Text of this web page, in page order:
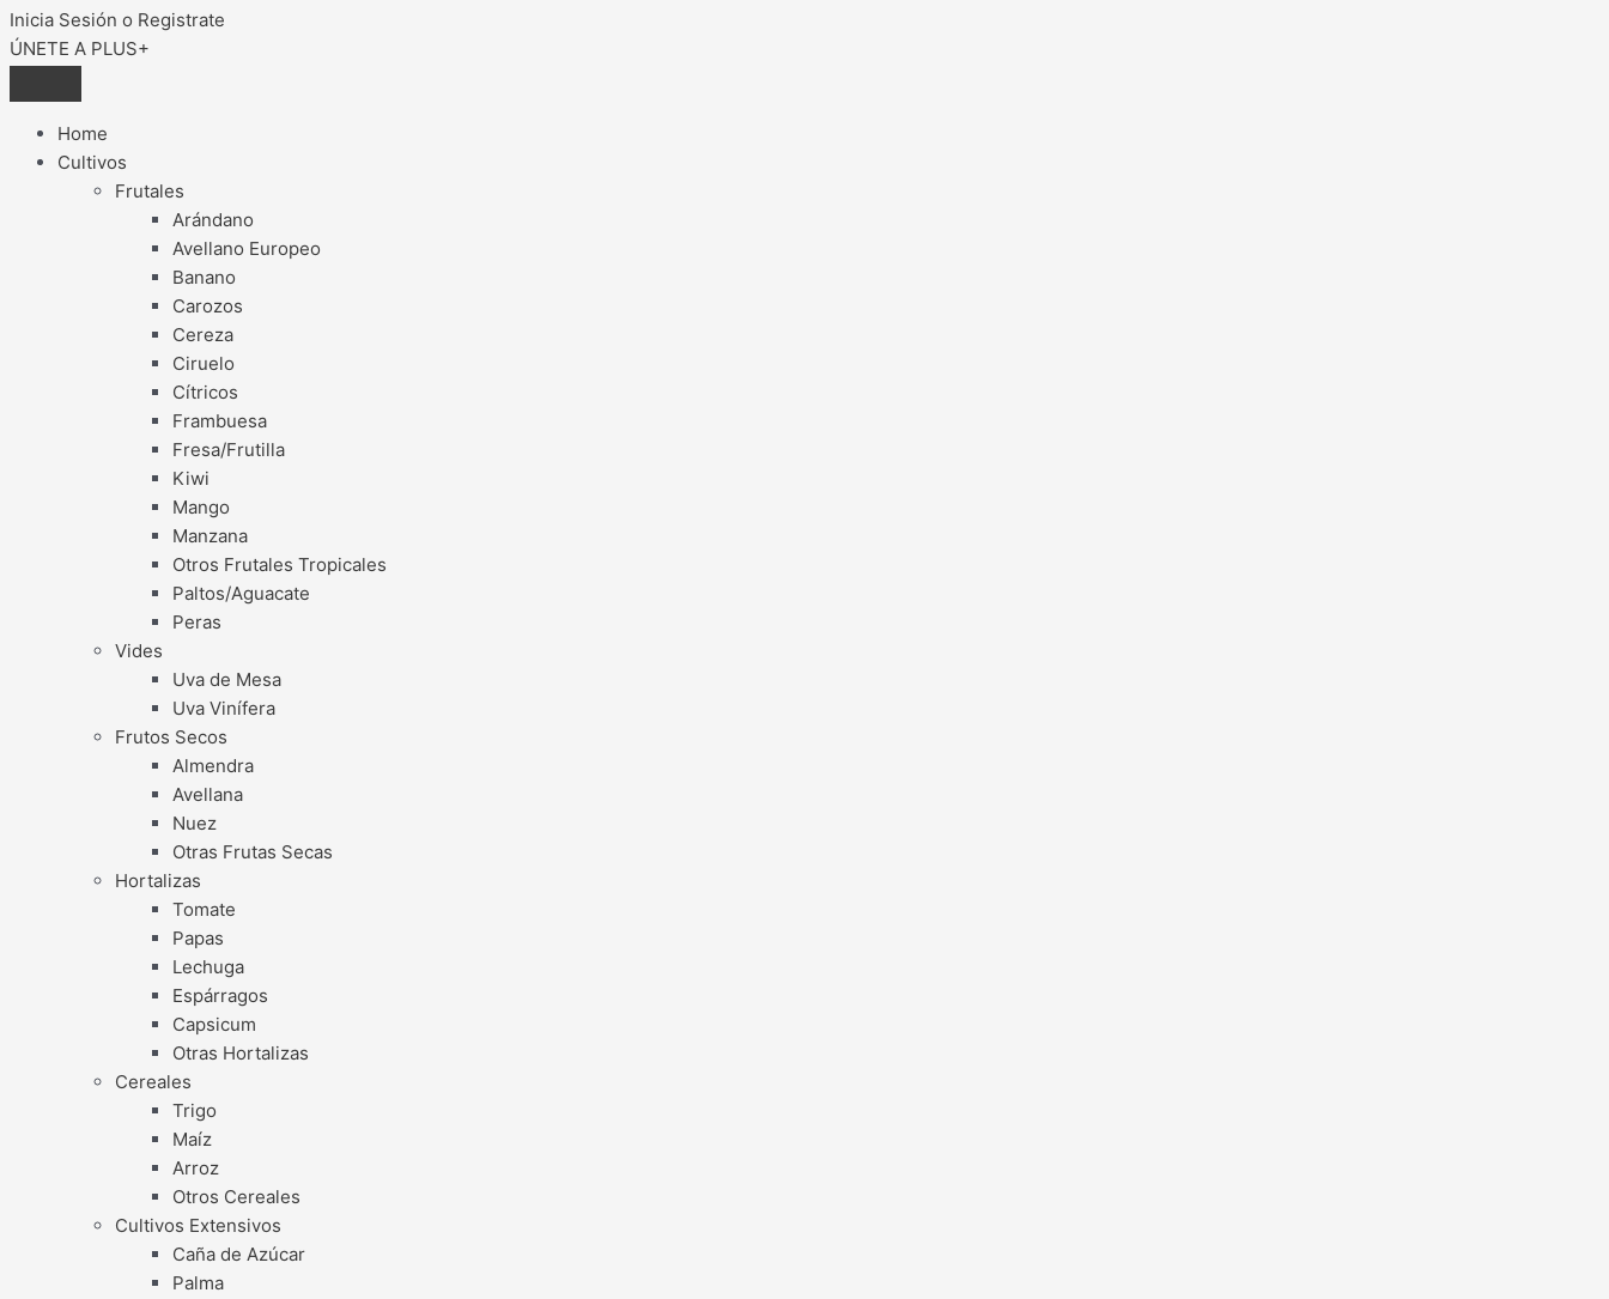
Inicia Sesión o Registrate
ÚNETE A PLUS+
Home
Cultivos
Frutales
Arándano
Avellano Europeo
Banano
Carozos
Cereza
Ciruelo
Cítricos
Frambuesa
Fresa/Frutilla
Kiwi
Mango
Manzana
Otros Frutales Tropicales
Paltos/Aguacate
Peras
Vides
Uva de Mesa
Uva Vinífera
Frutos Secos
Almendra
Avellana
Nuez
Otras Frutas Secas
Hortalizas
Tomate
Papas
Lechuga
Espárragos
Capsicum
Otras Hortalizas
Cereales
Trigo
Maíz
Arroz
Otros Cereales
Cultivos Extensivos
Caña de Azúcar
Palma